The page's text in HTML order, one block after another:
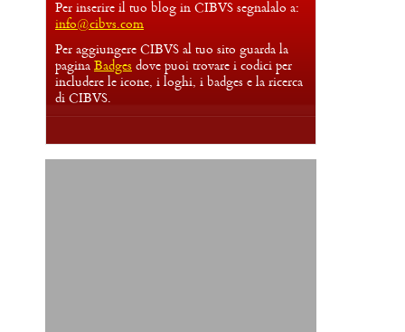
Per inserire il tuo blog in CIBVS segnalalo a:
info@cibvs.com
Per aggiungere CIBVS al tuo sito guarda la
pagina Badges dove puoi trovare i codici per
includere le icone, i loghi, i badges e la ricerca
di CIBVS.